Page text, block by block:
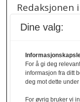
Redaksjonen
annonser/
denne e-
Dine valg:
For å gi deg
informasjon fra ditt
deg mot dette
For øvrig bruker vi